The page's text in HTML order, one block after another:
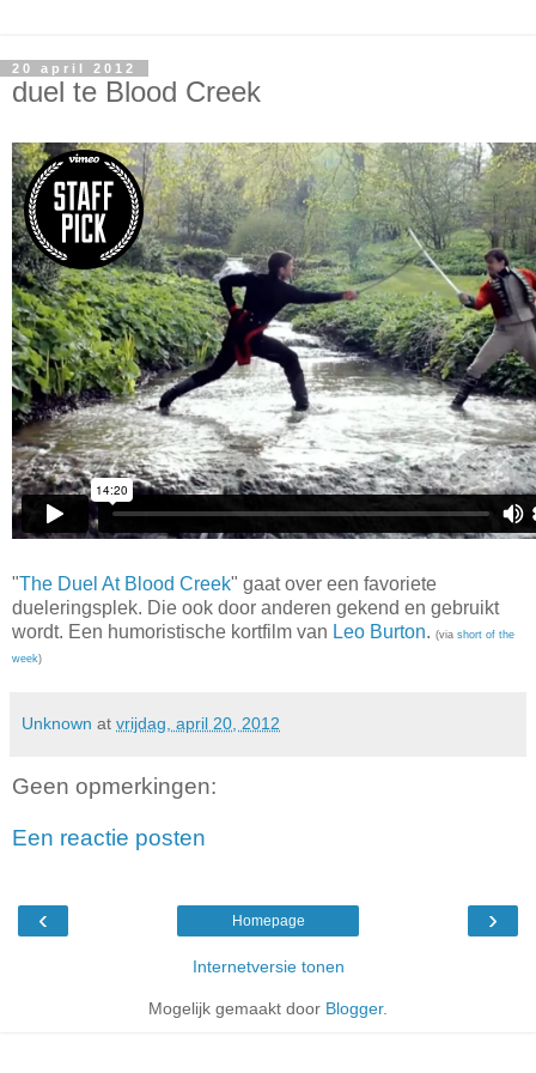
20 april 2012
duel te Blood Creek
"The Duel At Blood Creek" gaat over een favoriete
dueleringsplek. Die ook door anderen gekend en gebruikt
wordt. Een humoristische kortfilm van Leo Burton. (via short of the
week)
Unknown at vrijdag, april 20, 2012
Geen opmerkingen:
Een reactie posten
‹ ›
Homepage
Internetversie tonen
Mogelijk gemaakt door Blogger.